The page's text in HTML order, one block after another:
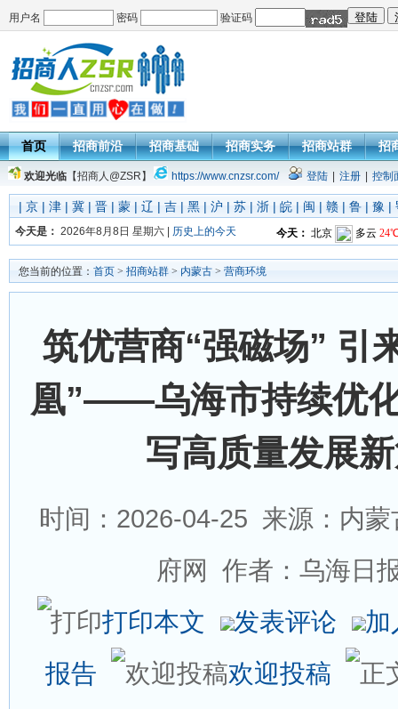
用户名 密码 验证码
首页 招商前沿 招商基础 招商实务 招商站群 招
欢迎光临 【招商人@ZSR】 https://www.cnzsr.com/ 登陆 注册 控制
| 京 | 津 | 冀 | 晋 | 蒙 | 辽 | 吉 | 黑 | 沪 | 苏 | 浙 | 皖 | 闽 | 赣 | 鲁 | 豫 |
今天是： 2026年8月8日 星期六 | 历史上的今天
您当前的位置： 首页 > 招商站群 > 内蒙古 > 营商环境
筑优营商“强磁场” 引
凰”——乌海市持续优
写高质量发展
时间：2026-04-25 来源：内
府网 作者：乌海日
打印本文
发表评论
加
报告
欢迎投稿